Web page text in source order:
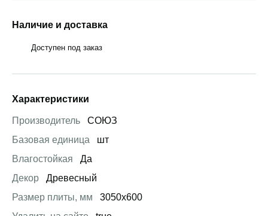
Наличие и доставка
Доступен под заказ
Характеристики
Производитель
СОЮЗ
Базовая единица
шт
Влагостойкая
Да
Декор
Древесный
Размер плиты, мм
3050х600